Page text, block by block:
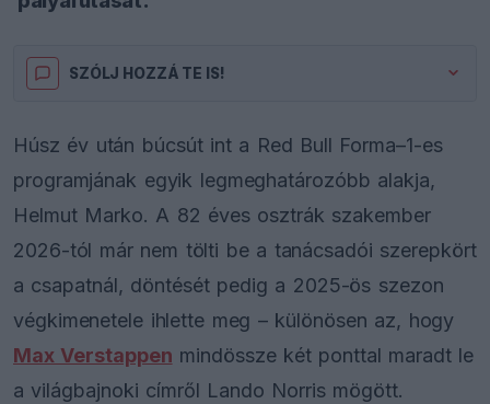
SZÓLJ HOZZÁ TE IS!
Húsz év után búcsút int a Red Bull Forma–1-es
programjának egyik legmeghatározóbb alakja,
Helmut Marko. A 82 éves osztrák szakember
2026-tól már nem tölti be a tanácsadói szerepkört
a csapatnál, döntését pedig a 2025-ös szezon
végkimenetele ihlette meg – különösen az, hogy
Max Verstappen mindössze két ponttal maradt le
a világbajnoki címről Lando Norris mögött.